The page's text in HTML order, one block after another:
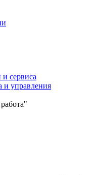
сервиса
и управления